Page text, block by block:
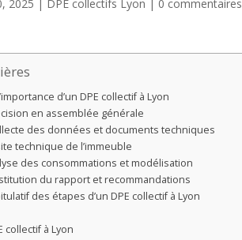
2025 | DPE collectifs Lyon | 0 commentaires
d’un DPE collectif à Lyon
en assemblée générale
des données et documents techniques
technique de l’immeuble
des consommations et modélisation
du rapport et recommandations
des étapes d’un DPE collectif à Lyon
collectif à Lyon